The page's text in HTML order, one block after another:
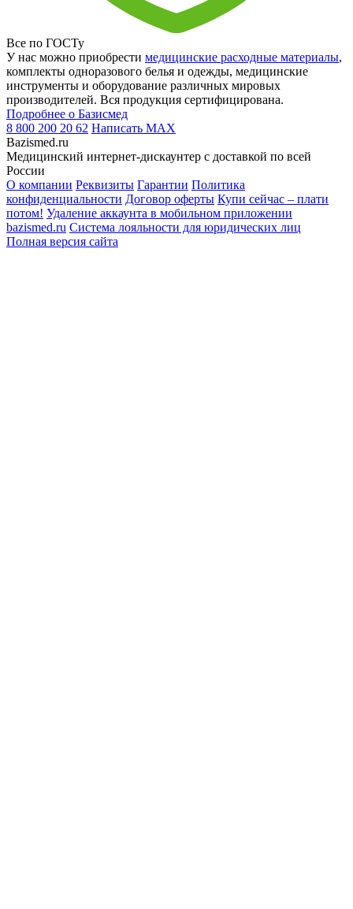
Все по ГОСТу
У нас можно приобрести медицинские расходные материалы,
комплекты одноразового белья и одежды, медицинские
инструменты и оборудование различных мировых
производителей. Вся продукция сертифицирована.
Подробнее о Базисмед
8 800 200 20 62 Написать MAX
Bazismed.ru
Медицинский интернет-дискаунтер с доставкой по всей
России
О компании Реквизиты Гарантии Политика
конфиденциальности Договор оферты Купи сейчас – плати
потом! Удаление аккаунта в мобильном приложении
bazismed.ru Система лояльности для юридических лиц
Полная версия сайта